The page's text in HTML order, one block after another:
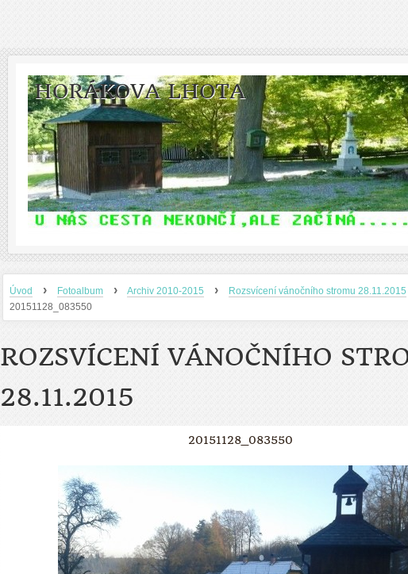
HORÁKOVA LHOTA
Úvod › Fotoalbum › Archiv 2010-2015 › Rozsvícení vánočního stromu 28.11.2015
20151128_083550
ROZSVÍCENÍ VÁNOČNÍHO
28.11.2015
20151128_083550